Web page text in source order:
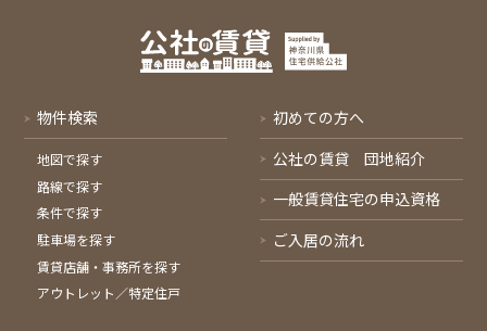
物件検索
地図で探す
路線で探す
条件で探す
駐車場を探す
賃貸店舗・事務所を探す
アウトレット／特定住戸
初めての方へ
公社の賃貸 団地紹介
一般賃貸住宅の申込資格
ご入居の流れ